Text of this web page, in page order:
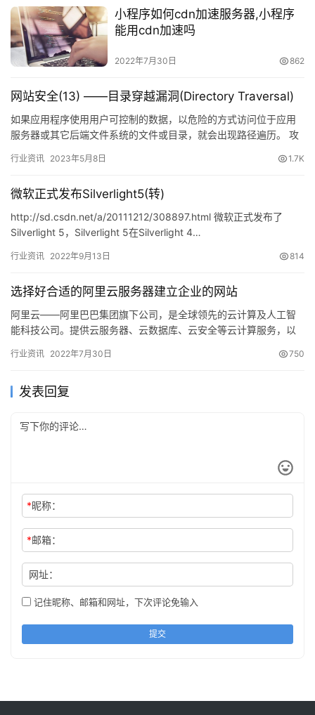
小程序如何cdn加速服务器,小程序
能用cdn加速吗
2022年7月30日 862
网站安全(13) ——目录穿越漏洞(Directory Traversal)
如果应用程序使用用户可控制的数据，以危险的方式访问位于应用
服务器或其它后端文件系统的文件或目录，就会出现路径遍历。 攻
器上…
行业资讯 2023年5月8日 1.7K
微软正式发布Silverlight5(转)
http://sd.csdn.net/a/20111212/308897.html 微软正式发布了
Silverlight 5，Silverlight 5在Silverlight 4…
行业资讯 2022年9月13日 814
选择好合适的阿里云服务器建立企业的网站
阿里云——阿里巴巴集团旗下公司，是全球领先的云计算及人工智
能科技公司。提供云服务器、云数据库、云安全等云计算服务，以
行业资讯 2022年7月30日 750
发表回复
*昵称：
*邮箱：
网址：
记住昵称、邮箱和网址，下次评论免输入
提交